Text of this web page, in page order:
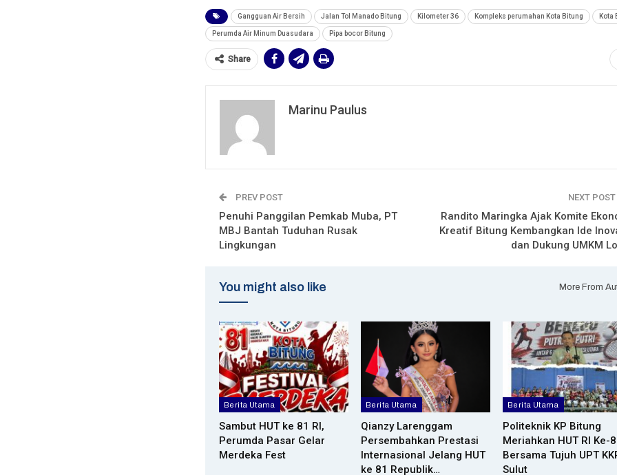
Gangguan Air Bersih Jalan Tol Manado Bitung Kilometer 36 Kompleks perumahan Kota Bitung Kota
Perumda Air Minum Duasudara Pipa bocor Bitung
Share
Marinu Paulus
PREV POST
Penuhi Panggilan Pemkab Muba, PT
MBJ Bantah Tuduhan Rusak
Lingkungan
NEXT POST
Randito Maringka Ajak Komite
Kreatif Bitung Kembangkan Ide
dan Dukung UMKM
You might also like More From
Berita Utama
Sambut HUT ke 81 RI,
Perumda Pasar Gelar
Merdeka Fest
Berita Utama
Qianzy Larenggam
Persembahkan Prestasi
Internasional Jelang HUT
ke 81 Republik…
Berita Utama
Politeknik KP Bitung
Meriahkan HUT RI Ke-
Bersama Tujuh UPT
Sulut